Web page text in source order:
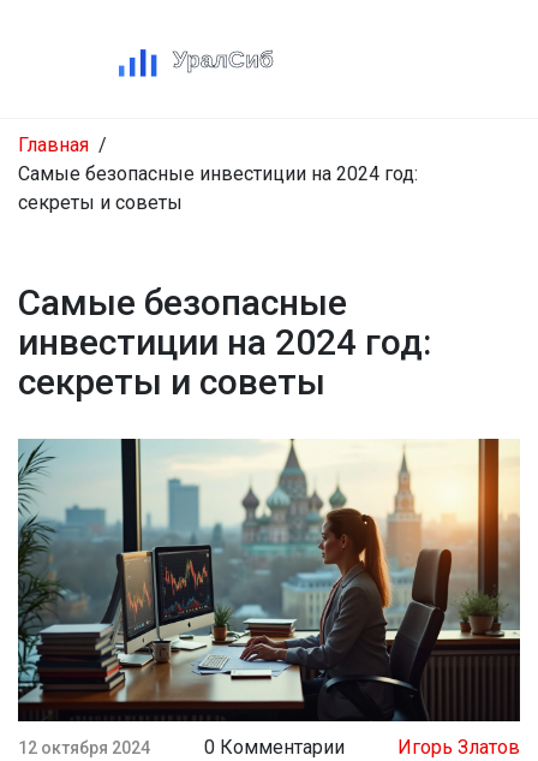
Главная
Самые безопасные инвестиции на 2024 год:
секреты и советы
Самые безопасные
инвестиции на 2024 год:
секреты и советы
12 октября 2024 0 Комментарии Игорь Златов